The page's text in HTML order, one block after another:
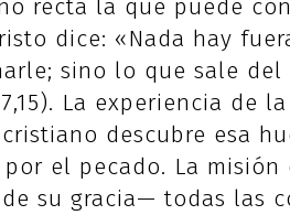
recta la que puede
dice: «Nada hay
sino lo que sale del
La experiencia de
descubre esa
el pecado. La misión
su gracia— todas las